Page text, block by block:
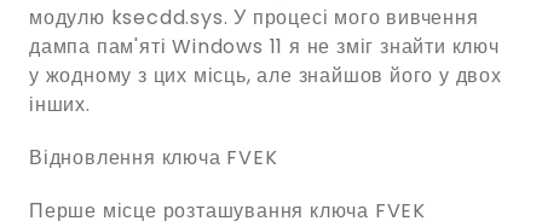
модулю ksecdd.sys. У процесі мого вивчення
дампа пам'яті Windows 11 я не зміг знайти ключ
у жодному з цих місць, але знайшов його у двох
інших.
Відновлення ключа FVEK
Перше місце розташування ключа FVEK